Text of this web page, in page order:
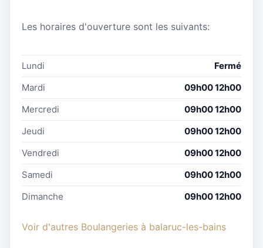
Les horaires d'ouverture sont les suivants:
Lundi
Fermé
Mardi
09h00 12h00
Mercredi
09h00 12h00
Jeudi
09h00 12h00
Vendredi
09h00 12h00
Samedi
09h00 12h00
Dimanche
09h00 12h00
Voir d'autres Boulangeries à balaruc-les-bains